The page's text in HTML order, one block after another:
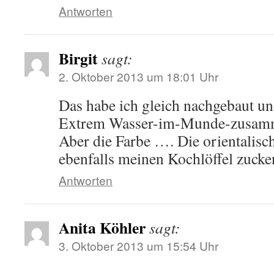
Antworten
Birgitsagt:
2. Oktober 2013 um 18:01 Uhr
Das habe ich gleich nachgebaut
Extrem Wasser-im-Munde-
Aber die Farbe …. Die
ebenfalls meinen Kochlöffel
Antworten
Anita Köhlersagt:
3. Oktober 2013 um 15:54 Uhr